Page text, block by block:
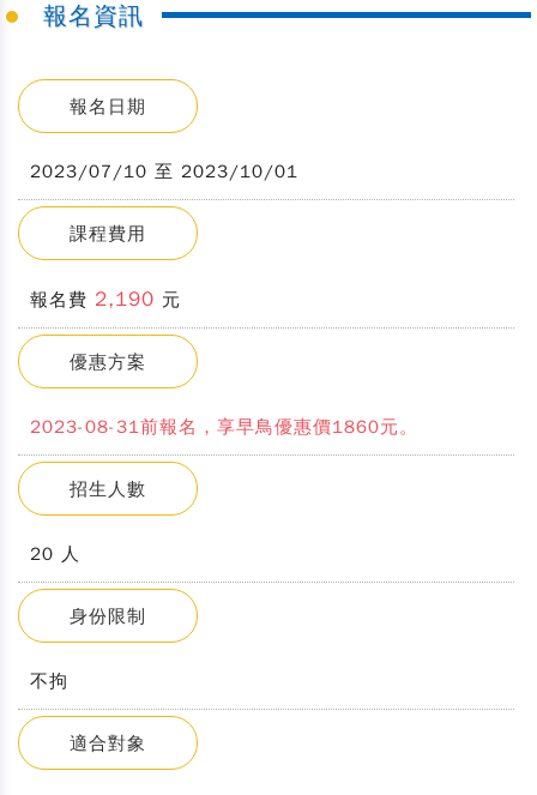
報名資訊
報名日期
2023/07/10 至 2023/10/01
課程費用
報名費 2,190 元
優惠方案
2023-08-31前報名，享早鳥優惠價1860元。
招生人數
20 人
身份限制
不拘
適合對象